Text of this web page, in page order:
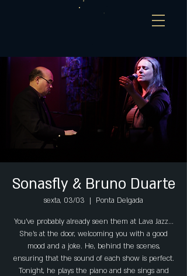
Sonasfly & Bruno Duarte
sexta, 03/03
  |
Ponta Delgada
You've probably already seen them at Lava Jazz...
She's at the door, welcoming you with a good
mood and a joke. He, behind the scenes,
ensuring that the sound of each show is perfect.
Tonight, he plays the piano and she sings and